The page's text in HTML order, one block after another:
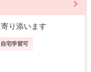
り添います
自宅学習可